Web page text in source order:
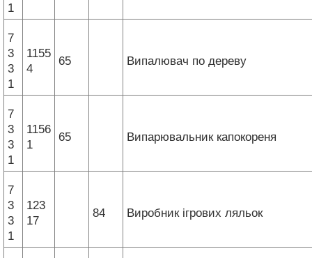
1
7
3
3
1
1155
4
65 Випалювач по дереву
7
3
3
1
1156
1
65 Випарювальник капокореня
7
3
3
1
123
17
84 Виробник ігрових ляльок